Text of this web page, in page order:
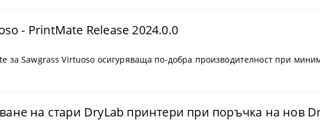
- PrintMate Release 2024.0.0
за Sawgrass Virtuoso осигуряваща по-добра производителност при
на стари DryLab принтери при поръчка на нов